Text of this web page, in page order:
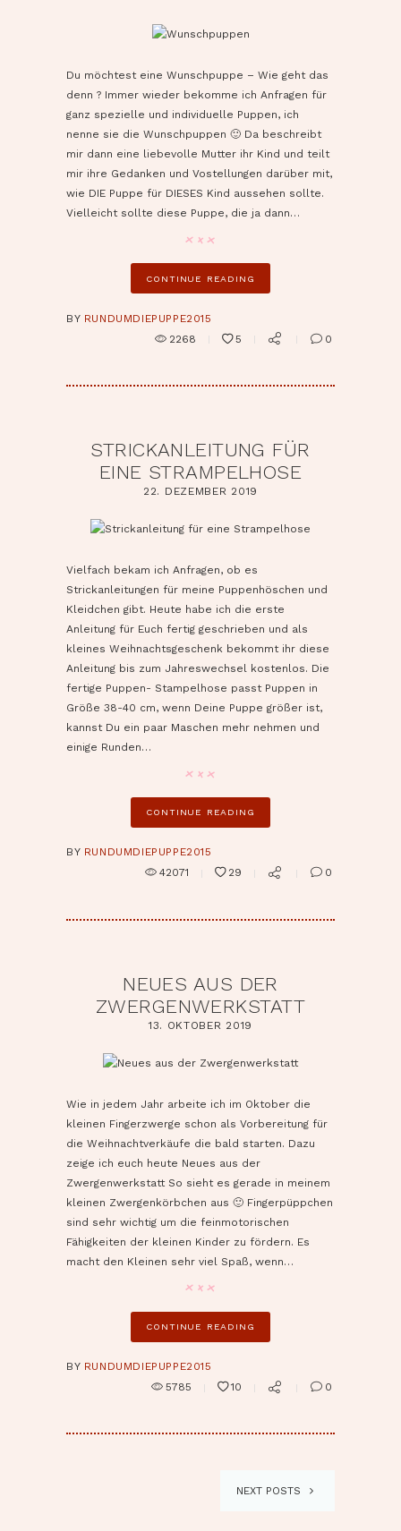
pin it
Du möchtest eine Wunschpuppe – Wie geht das
denn ? Immer wieder bekomme ich Anfragen für
ganz spezielle und individuelle Puppen, ich
nenne sie die Wunschpuppen 🙂 Da beschreibt
mir dann eine liebevolle Mutter ihr Kind und teilt
mir ihre Gedanken und Vostellungen darüber mit,
wie DIE Puppe für DIESES Kind aussehen sollte.
Vielleicht sollte diese Puppe, die ja dann…
CONTINUE READING
BY RUNDUMDIEPUPPE2015
2268
5 0
STRICKANLEITUNG FÜR
EINE STRAMPELHOSE
22. DEZEMBER 2019
Vielfach bekam ich Anfragen, ob es
Strickanleitungen für meine Puppenhöschen und
Kleidchen gibt. Heute habe ich die erste
Anleitung für Euch fertig geschrieben und als
kleines Weihnachtsgeschenk bekommt ihr diese
Anleitung bis zum Jahreswechsel kostenlos. Die
fertige Puppen- Stampelhose passt Puppen in
Größe 38-40 cm, wenn Deine Puppe größer ist,
kannst Du ein paar Maschen mehr nehmen und
einige Runden…
CONTINUE READING
BY RUNDUMDIEPUPPE2015
42071
29 0
NEUES AUS DER
ZWERGENWERKSTATT
13. OKTOBER 2019
pin it
Wie in jedem Jahr arbeite ich im Oktober die
kleinen Fingerzwerge schon als Vorbereitung für
die Weihnachtverkäufe die bald starten. Dazu
zeige ich euch heute Neues aus der
Zwergenwerkstatt So sieht es gerade in meinem
kleinen Zwergenkörbchen aus 🙂 Fingerpüppchen
sind sehr wichtig um die feinmotorischen
Fähigkeiten der kleinen Kinder zu fördern. Es
macht den Kleinen sehr viel Spaß, wenn…
CONTINUE READING
BY RUNDUMDIEPUPPE2015
5785
10 0
NEXT POSTS